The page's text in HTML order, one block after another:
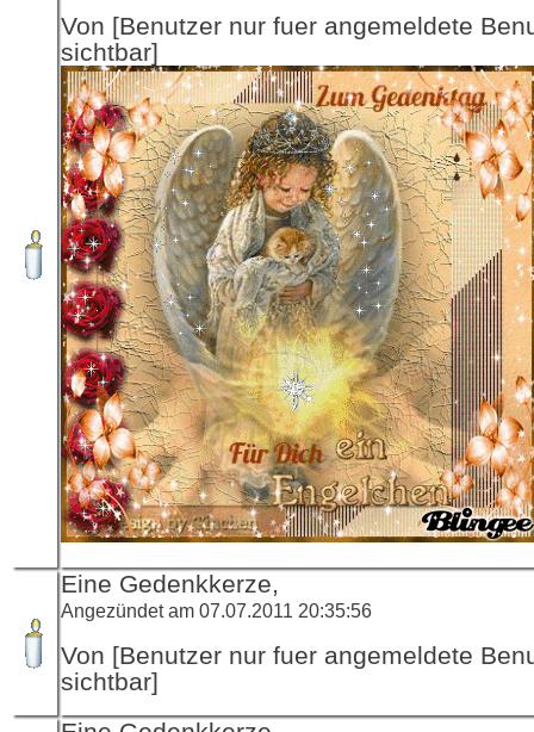
Von [Benutzer nur fuer angemeldete
sichtbar]
Eine Gedenkkerze,
Angezündet am 07.07.2011 20:35:56
Von [Benutzer nur fuer angemeldete
sichtbar]